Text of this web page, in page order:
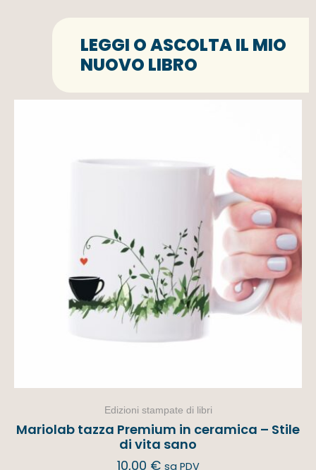
LEGGI O ASCOLTA IL MIO
NUOVO LIBRO
Edizioni stampate di libri
Mariolab tazza Premium in ceramica – Stile
di vita sano
10,00 € sa PDV